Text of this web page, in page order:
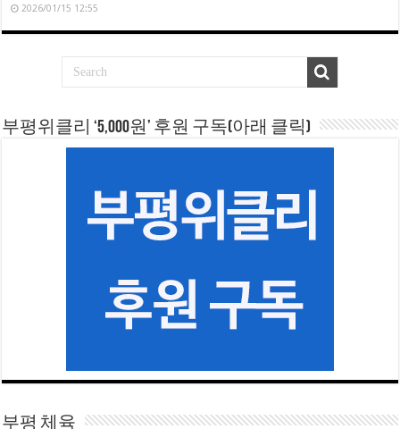
2026/01/15 12:55
부평위클리 ‘5,000원’ 후원 구독(아래 클릭)
부평 체육